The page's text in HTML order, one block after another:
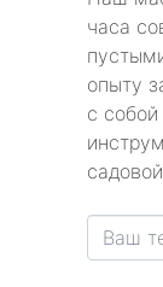
часа
опыту
с